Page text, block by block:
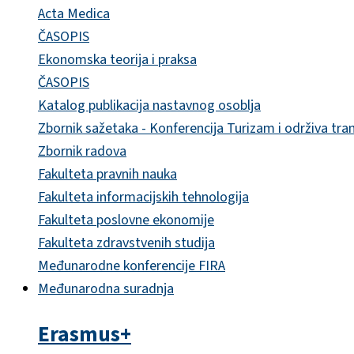
Acta Medica
ČASOPIS
Ekonomska teorija i praksa
ČASOPIS
Katalog publikacija nastavnog osoblja
Zbornik sažetaka - Konferencija Turizam i održiva
Zbornik radova
Fakulteta pravnih nauka
Fakulteta informacijskih tehnologija
Fakulteta poslovne ekonomije
Fakulteta zdravstvenih studija
Međunarodne konferencije FIRA
Međunarodna suradnja
Erasmus+